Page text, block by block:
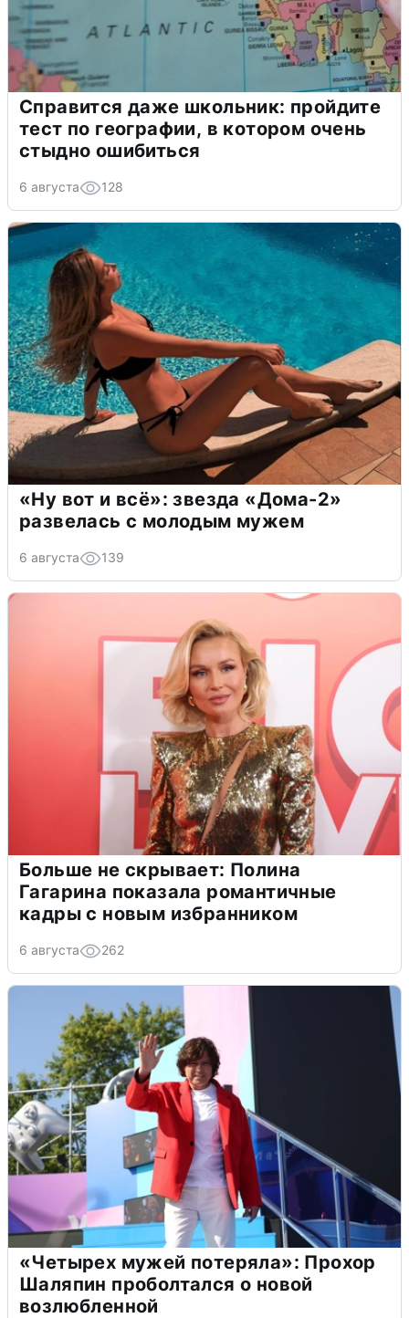
Справится даже школьник: пройдите
тест по географии, в котором очень
стыдно ошибиться
6 августа 128
«Ну вот и всё»: звезда «Дома-2»
развелась с молодым мужем
6 августа 139
Больше не скрывает: Полина
Гагарина показала романтичные
кадры с новым избранником
6 августа 262
«Четырех мужей потеряла»: Прохор
Шаляпин проболтался о новой
возлюбленной